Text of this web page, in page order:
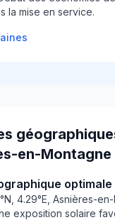
la mise en service.
en-Montagne
optimale
°N, 4.29°E, Asnières-
exposition solaire